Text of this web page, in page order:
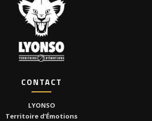
CONTACT
LYONSO
Territoire d’Émotions